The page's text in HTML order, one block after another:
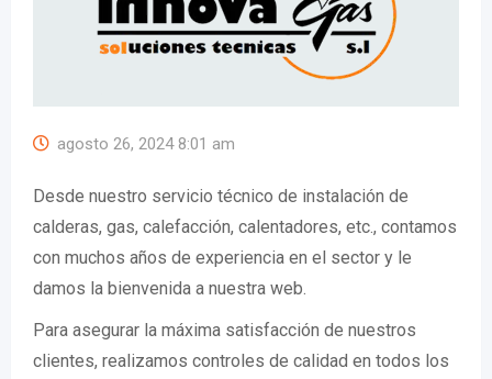
agosto 26, 2024 8:01 am
Desde nuestro servicio técnico de instalación de
calderas, gas, calefacción, calentadores, etc., contamos
con muchos años de experiencia en el sector y le
damos la bienvenida a nuestra web.
Para asegurar la máxima satisfacción de nuestros
clientes, realizamos controles de calidad en todos los